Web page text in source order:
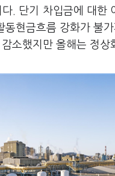
. 단기 차입금에 대한
현금흐름 강화가 불
소했지만 올해는 정상